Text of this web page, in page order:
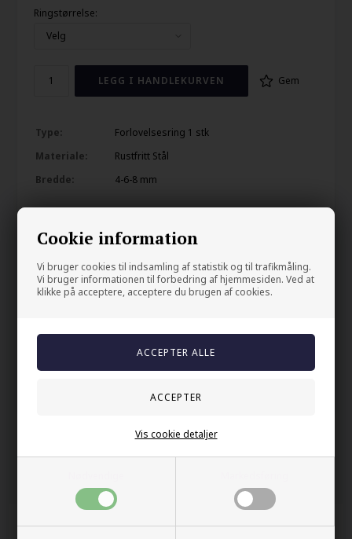
Cookie information
Vi bruger cookies til indsamling af statistik og til trafikmåling.
Vi bruger informationen til forbedring af hjemmesiden. Ved at
klikke på acceptere, acceptere du brugen af cookies.
Vis cookie detaljer
Ringstørrelse:
Gem
Type:
Forlovelsesring 1 stk
Materiale:
Rustfritt Stål
Bredde:
4-6-8 mm
Din sikkerhet
På lager
Levering 2-4 dage fra DK
60 dager bytte & returret
Folk med samme interesser så også